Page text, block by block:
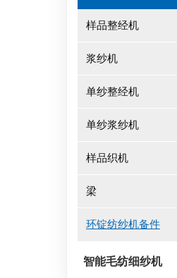
样品整经机
浆纱机
单纱整经机
单纱浆纱机
样品织机
梁
环锭纺纱机备件
智能毛纺细纱机